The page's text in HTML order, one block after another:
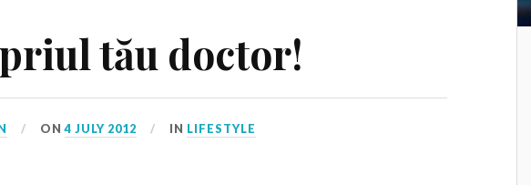
tău doctor!
ON4 JULY 2012 IN LIFESTYLE